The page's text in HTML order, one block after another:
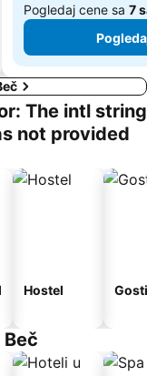
Pogledaj cene sa 7
The intl string
not provided
Hostel